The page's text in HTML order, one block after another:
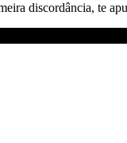
discordância, te